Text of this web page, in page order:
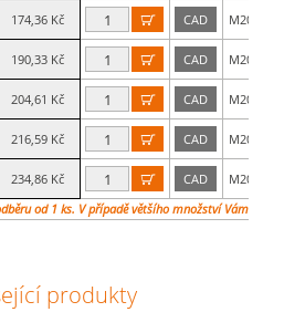
174,36 Kč  CAD M20×100
190,33 Kč  CAD M20×125
204,61 Kč  CAD M20×150
216,59 Kč  CAD M20×175
234,86 Kč  CAD
M20×200
od 1 ks. V případě většího množství Vám
produkty